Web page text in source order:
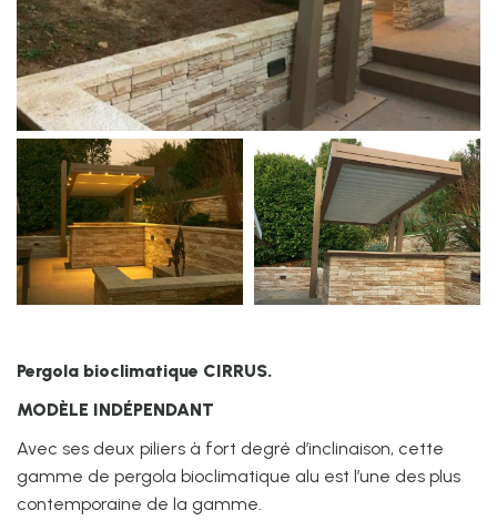
Pergola bioclimatique CIRRUS.
MODÈLE INDÉPENDANT
Avec ses deux piliers à fort degré d’inclinaison, cette
gamme de pergola bioclimatique alu est l’une des plus
contemporaine de la gamme.